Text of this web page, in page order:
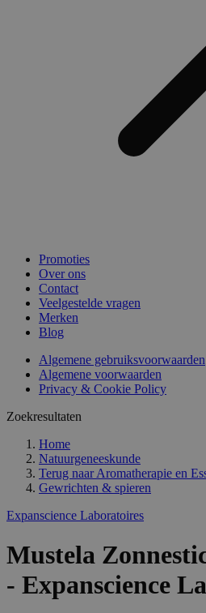
Promoties
Over ons
Contact
Veelgestelde vragen
Merken
Blog
Algemene gebruiksvoorwaarden
Algemene voorwaarden
Privacy & Cookie Policy
Zoekresultaten
Home
Natuurgeneeskunde
Terug naar Aromatherapie en
Gewrichten & spieren
Expanscience Laboratoires
Mustela
- Expanscience